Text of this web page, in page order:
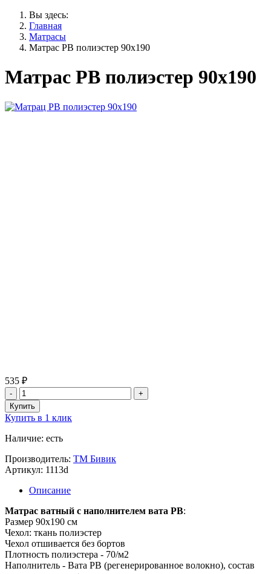
Вы здесь:
Главная
Матрасы
Матрас РВ полиэстер 90х190
Матрас РВ полиэстер 90х190
535 ₽
Купить в 1 клик
Наличие: есть
Производитель: ТМ Бивик
Артикул: 1113d
Описание
Матрас ватный с наполнителем вата РВ:
Размер 90х190 см
Чехол: ткань полиэстер
Чехол отшивается без бортов
Плотность полиэстера - 70/м2
Наполнитель - Вата РВ (регенерированное волокно), состав